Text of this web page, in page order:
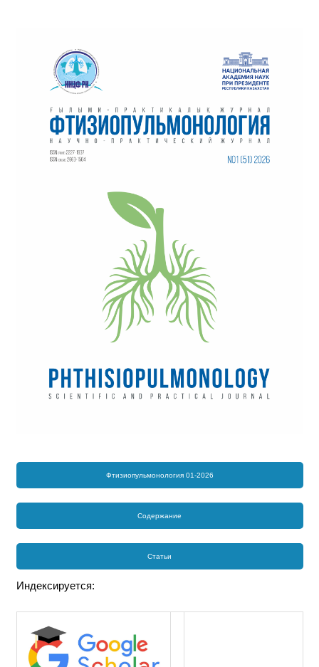
Фтизиопульмонология 01-2026
Содержание
Статьи
Индексируется: